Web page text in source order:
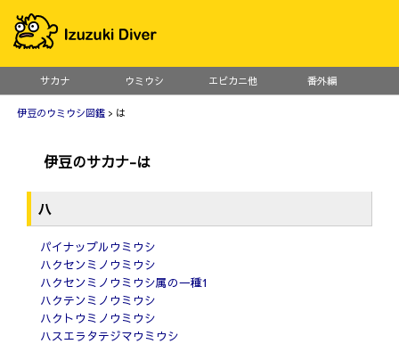
サカナ ウミウシ エビカニ他 番外編
伊豆のウミウシ図鑑 > は
伊豆のサカナ-は
ハ
パイナップルウミウシ
ハクセンミノウミウシ
ハクセンミノウミウシ属の一種1
ハクテンミノウミウシ
ハクトウミノウミウシ
ハスエラタテジマウミウシ